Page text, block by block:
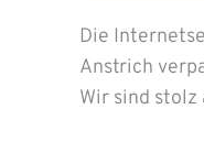
Die
Anstrich
Wir sind stolz